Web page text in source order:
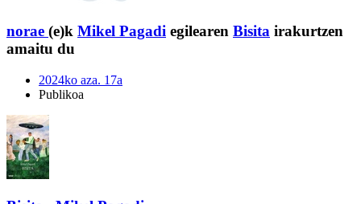
norae (e)k Mikel Pagadi egilearen Bisita irakurtzen
amaitu du
2024ko aza. 17a
Publikoa